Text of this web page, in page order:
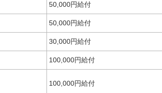
50,000円給付
50,000円給付
30,000円給付
100,000円給付
100,000円給付